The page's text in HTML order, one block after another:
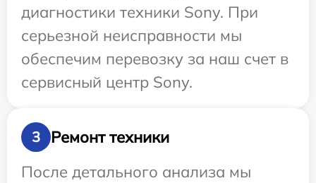
диагностики техники Sony. При
серьезной неисправности мы
обеспечим перевозку за наш счет в
сервисный центр Sony.
3
Ремонт техники
После детального анализа мы